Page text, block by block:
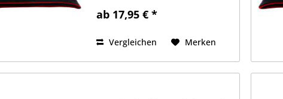
S/M (ca. 56cm Kopfumfang) oder
ab 17,95 € *
Vergleichen Merken